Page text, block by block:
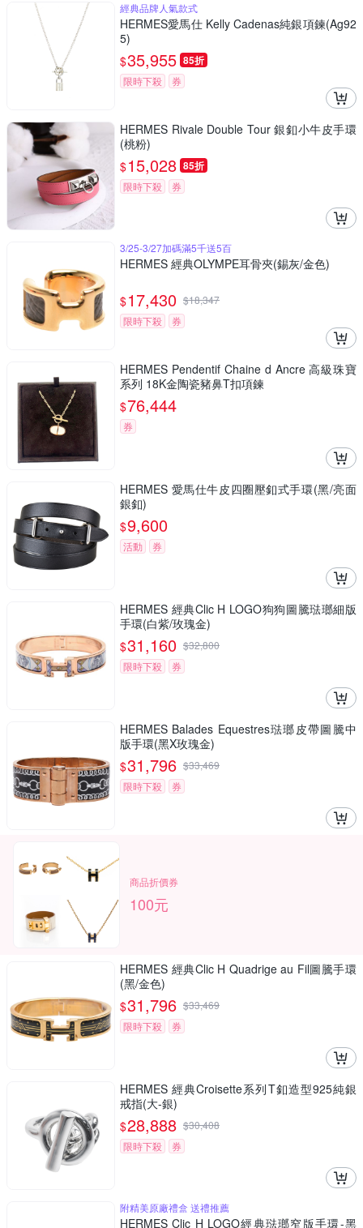
經典品牌人氣款式
HERMES愛馬仕 Kelly Cadenas純銀項鍊(Ag92
5)
$35,955 85折
限時下殺 券
HERMES Rivale Double Tour 銀釦小牛皮手環
(桃粉)
$15,028 85折
限時下殺 券
3/25-3/27加碼滿5千送5百
HERMES 經典OLYMPE耳骨夾(錫灰/金色)
$17,430 $18,347
限時下殺
券
HERMES Pendentif Chaine d Ancre 高級珠寶
系列 18K金陶瓷豬鼻T扣項鍊
$76,444
券
HERMES 愛馬仕牛皮四圈壓釦式手環(黑/亮面
銀釦)
$9,600
活動 券
HERMES 經典Clic H LOGO狗狗圖騰琺瑯細版
手環(白紫/玫瑰金)
$31,160 $32,800
限時下殺
券
HERMES Balades Equestres琺瑯皮帶圖騰中
版手環(黑X玫瑰金)
$31,796 $33,469
限時下殺
券
商品折價券
100元
HERMES 經典Clic H Quadrige au Fil圖騰手環
(黑/金色)
$31,796 $33,469
限時下殺
券
HERMES 經典Croisette系列T釦造型925純銀
戒指(大-銀)
$28,888 $30,408
限時下殺
券
附精美原廠禮盒 送禮推薦
HERMES Clic H LOGO經典琺瑯窄版手環-黑